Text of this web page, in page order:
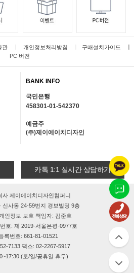
관 개인정보처리방침 구매설치가이드
PC 버전
BANK INFO
국민은행
458301-01-542370
예금주
(주)제이에이치디자인
카톡 1:1 실시간 상담하기
사 제이에이치디자인컴퍼니
신사동 24-59번지 경보빌딩 9층
인정보 보호 책임자: 김준호
호: 제 2019-서울은평-0977호
록번호: 661-81-01521
7133 팩스: 02-2267-5917
(토/일/공휴일 휴무)